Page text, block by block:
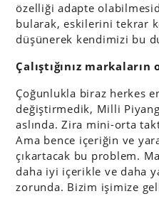
özelliği adapte
bularak, eskilerini tekrar
düşünerek kendimizi bu
Çalıştığınız markaların
Çoğunlukla biraz herkes
değiştirmedik, Milli
aslında. Zira mini-orta
Ama bence içeriğin ve
çıkartacak bu problem.
daha iyi içerikle ve daha
zorunda. Bizim işimize